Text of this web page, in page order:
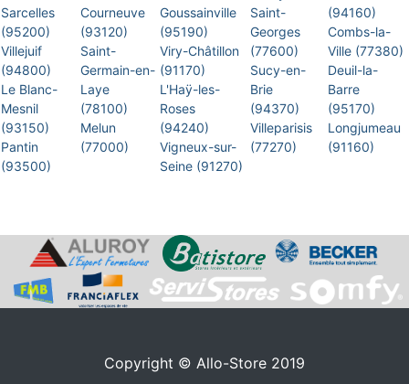
Sarcelles
(95200)
Villejuif
(94800)
Le Blanc-
Mesnil
(93150)
Pantin
(93500)
Courneuve
(93120)
Saint-
Germain-en-
Laye
(78100)
Melun
(77000)
Goussainville
(95190)
Viry-Châtillon
(91170)
L'Haÿ-les-
Roses
(94240)
Vigneux-sur-
Seine (91270)
Saint-
Georges
(77600)
Sucy-en-
Brie
(94370)
Villeparisis
(77270)
(94160)
Combs-la-
Ville (77380)
Deuil-la-
Barre
(95170)
Longjumeau
(91160)
Copyright © Allo-Store 2019